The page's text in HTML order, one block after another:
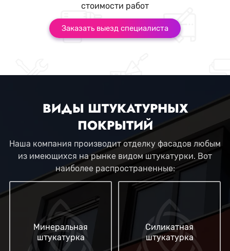
стоимости работ
Заказать выезд специалиста
ВИДЫ ШТУКАТУРНЫХ
ПОКРЫТИЙ
Наша компания производит отделку фасадов любым
из имеющихся на рынке видом штукатурки. Вот
наиболее распространенные:
Минеральная
штукатурка
Силикатная
штукатурка